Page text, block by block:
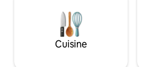
à proximité). Parking privé.
Cuisine